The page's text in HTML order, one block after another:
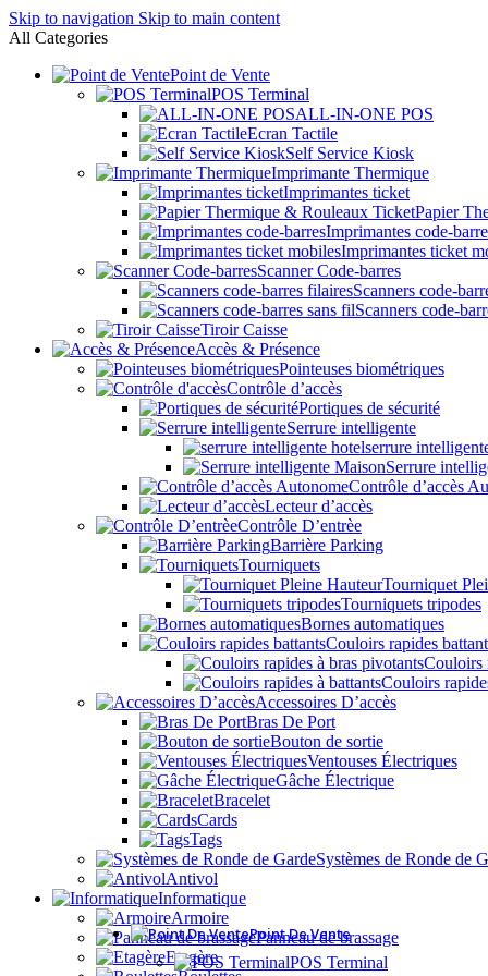
Skip to navigation Skip to main content
All Categories
Point de Vente
POS Terminal
ALL-IN-ONE POS
Ecran Tactile
Self Service Kiosk
Imprimante Thermique
Imprimantes ticket
Papier
Imprimantes code-
Imprimantes ticket
Scanner Code-barres
Scanners code-
Scanners code-
Tiroir Caisse
Accès & Présence
Pointeuses biométriques
Contrôle d’accès
Portiques de sécurité
Serrure intelligente
serrure
Serrure
Contrôle d’accès
Lecteur d’accès
Contrôle D’entrèe
Barrière Parking
Tourniquets
Tourniquet
Tourniquets tripodes
Bornes automatiques
Couloirs rapides
Couloirs
Couloirs
Accessoires D’accès
Bras De Port
Bouton de sortie
Ventouses Électriques
Gâche Électrique
Bracelet
Cards
Tags
Systèmes de Ronde de
Antivol
Informatique
Armoire
Panneau de brassage
Etagère
Point De Vente
POS Terminal